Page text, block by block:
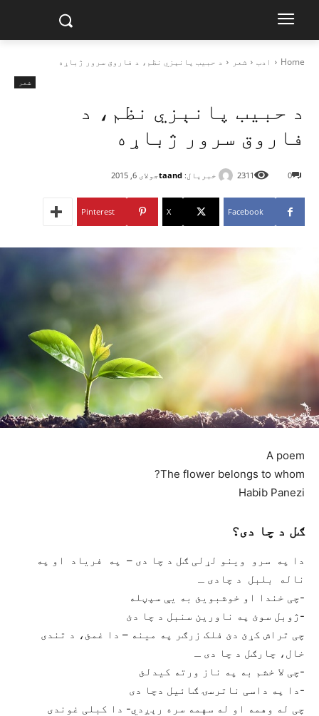
Home ادب شعر د حبيب پانېزي نظم، د فاروق سرور ژباړه
شعر
د حبيب پانېزي نظم، د
فاروق سرور ژباړه
خبریال: taandجولای 6, 2015 0
2311
Facebook
X
Pinterest
A poem
The flower belongs to whom?
Habib Panezi
ګل د چا دی؟
دا په سرو وینو لړلی ګل د چا دی – په فریاد او په
ناله بلبل د چادی ـ
-چی خندا او خوشبویئ به یې سپڼله
-ژوبل سوئ په ناورين سنبل د چا دئ
چی تراش کړئ دئ فلک زرګر په مینه – دا غمئ، د تندی
خال، چارګل د چا دی ـ
-چی لا خشم به په ناز ورته کيدلئ
-دا په داسی ناترسۍ ګائيل دچا دی
چی له وهمه او له سهمه سره رېږدي- دا کبلی غوندی